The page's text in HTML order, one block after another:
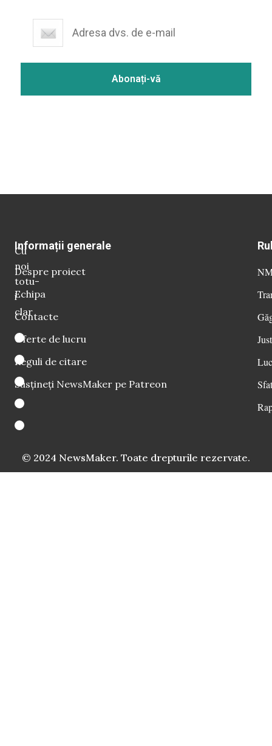
Cu
noi
totu-
i
clar
Informații generale
Despre proiect
Echipa
Contacte
Oferte de lucru
Reguli de citare
Susțineți NewsMaker pe Patreon
© 2024 NewsMaker. Toate drepturile rezervate.